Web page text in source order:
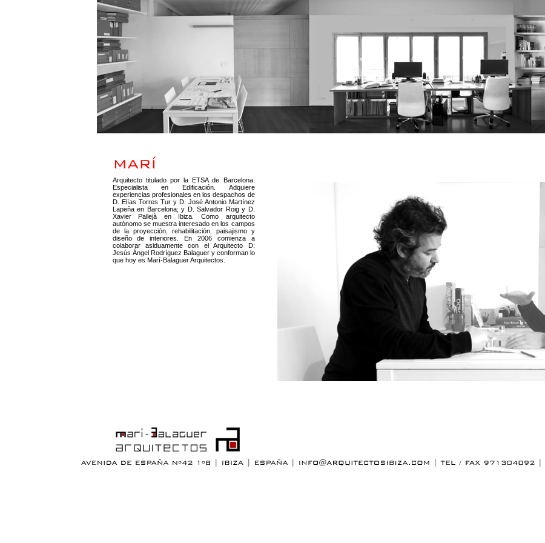
Arquitecto titulado por la ETSA de Barcelona.
Especialista en Edificación. Adquiere
experiencias profesionales en los despachos de
D. Elías Torres Tur y D. José Antonio Martínez
Lapeña en Barcelona; y D. Salvador Roig y D.
Xavier Pallejà en Ibiza. Como arquitecto
autónomo se muestra interesado en los campos
de la proyección, rehabilitación, paisajismo y
diseño de interiores. En 2006 comienza a
colaborar asiduamente con el Arquitecto D:
Jesús Ángel Rodríguez Balaguer y conforman lo
que hoy es Marí-Balaguer Arquitectos.